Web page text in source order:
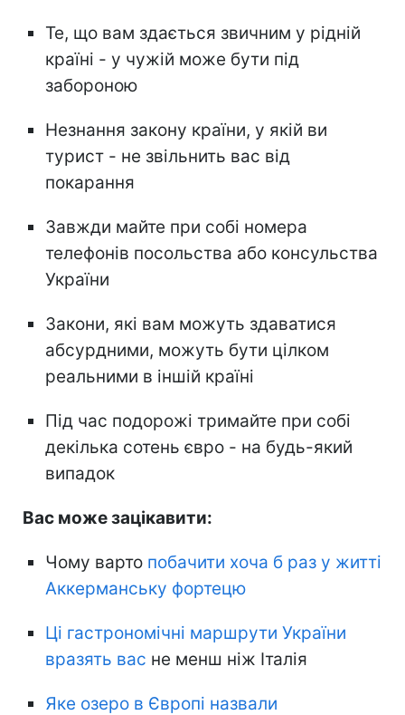
Те, що вам здається звичним у рідній
країні - у чужій може бути під
забороною
Незнання закону країни, у якій ви
турист - не звільнить вас від
покарання
Завжди майте при собі номера
телефонів посольства або консульства
України
Закони, які вам можуть здаватися
абсурдними, можуть бути цілком
реальними в іншій країні
Під час подорожі тримайте при собі
декілька сотень євро - на будь-який
випадок
Вас може зацікавити:
Чому варто побачити хоча б раз у житті
Аккерманську фортецю
Ці гастрономічні маршрути України
вразять вас не менш ніж Італія
Яке озеро в Європі назвали